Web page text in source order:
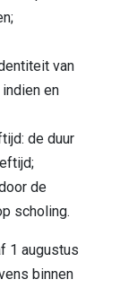
van
en
de duur
de
scholing.
1 augustus
binnen